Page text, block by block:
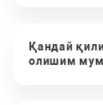
Қандай
олишим